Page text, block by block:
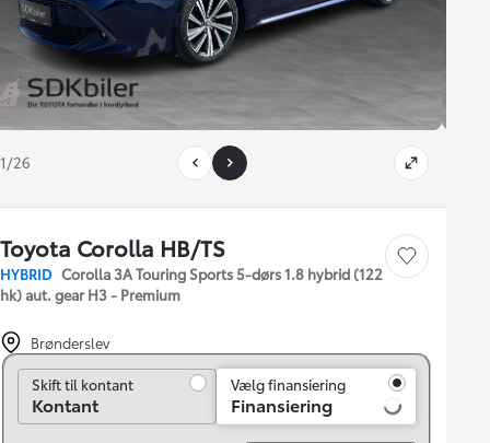
1/26
Toyota Corolla HB/TS
HYBRID Corolla 3A Touring Sports 5-dørs 1.8 hybrid (122
hk) aut. gear H3 - Premium
Gem bil
Brønderslev
Skift til kontant
Skift til kontant
Kontant
Vælg finansiering
Finansiering